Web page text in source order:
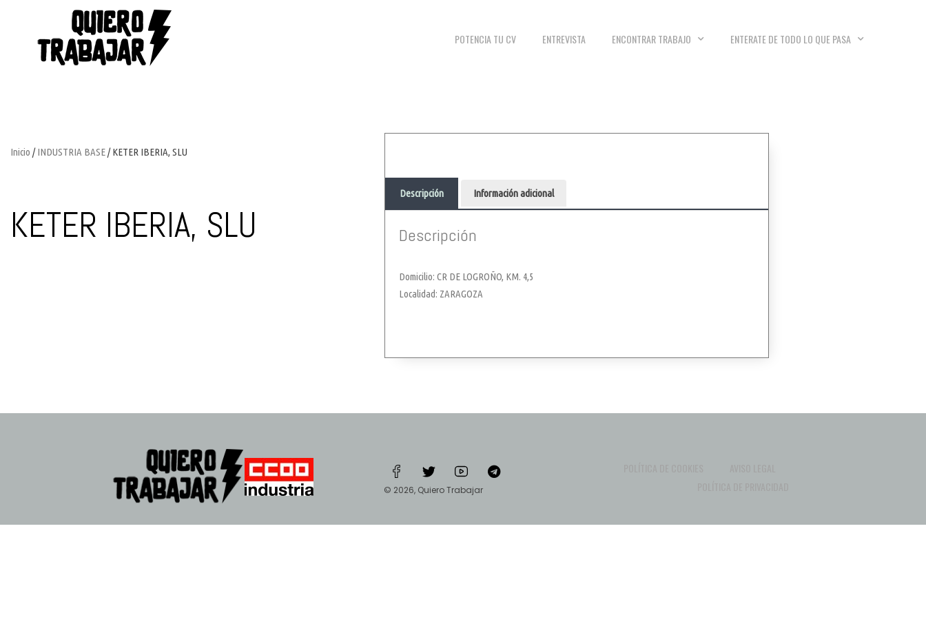
POTENCIA TU CV ENTREVISTA ENCONTRAR TRABAJO ENTERATE DE TODO LO QUE PASA
Inicio /INDUSTRIA BASE/ KETER IBERIA, SLU
KETER IBERIA, SLU
Descripción Información adicional
Descripción
Domicilio: CR DE LOGROÑO, KM. 4,5
Localidad: ZARAGOZA
© 2026, Quiero Trabajar